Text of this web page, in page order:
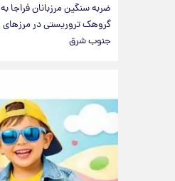
ضربه سنگین مرزبانان فراجا به
گروهک تروریستی در مرزهای
جنوب شرق